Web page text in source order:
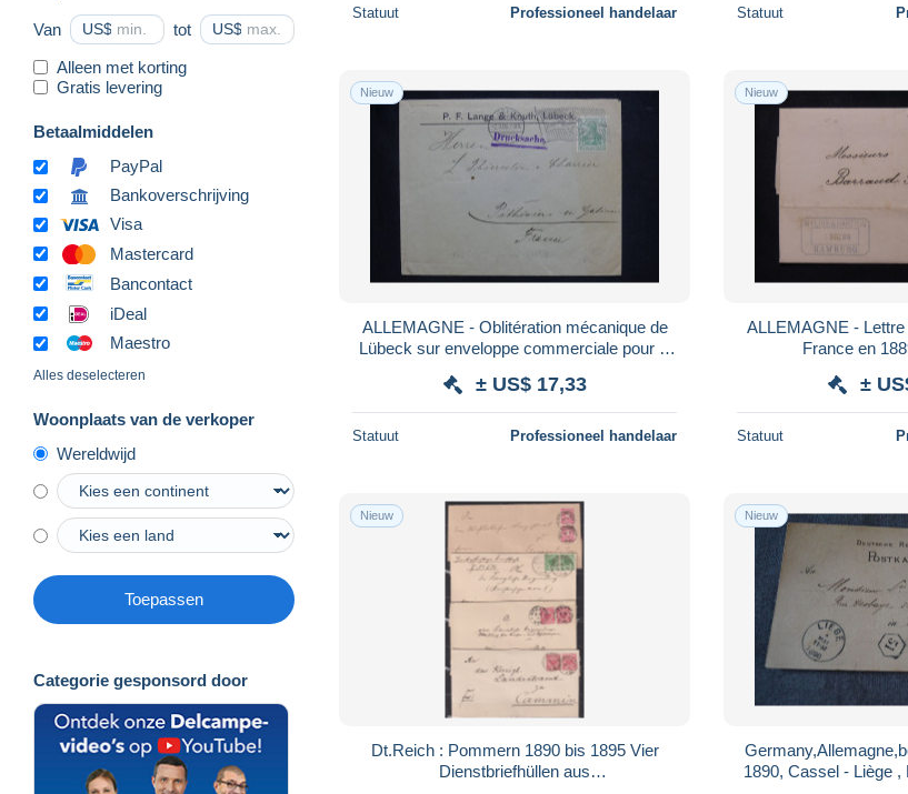
Van US$ tot US$
Alleen met korting
Gratis levering
Betaalmiddelen
PayPal
Bankoverschrijving
Visa
Mastercard
Bancontact
iDeal
Maestro
Alles deselecteren
Woonplaats van de verkoper
Wereldwijd
Toepassen
Categorie gesponsord door
Statuut Professioneel handelaar Statuut
Nieuw
ALLEMAGNE - Oblitération mécanique de
Lübeck sur enveloppe commerciale pour la
± US$ 17,33
Statuut Professioneel handelaar
Nieuw
ALLEMAGNE -
France en
±
Statuut
Nieuw
Dt.Reich : Pommern 1890 bis 1895 Vier
Dienstbriefhüllen aus
Nieuw
1890, Cassel - Liège ,